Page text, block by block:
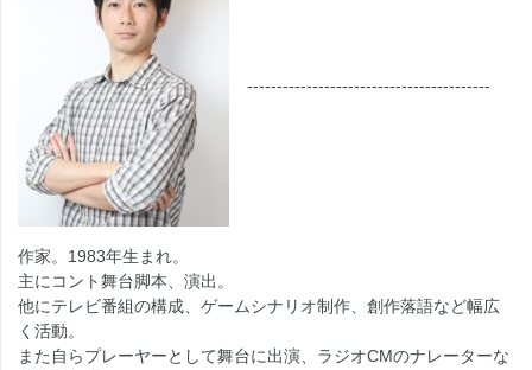
-----------------------------------------
作家。1983年生まれ。
主にコント舞台脚本、演出。
他にテレビ番組の構成、ゲームシナリオ制作、創作落語など幅広
く活動。
また自らプレーヤーとして舞台に出演、ラジオCMのナレーターな